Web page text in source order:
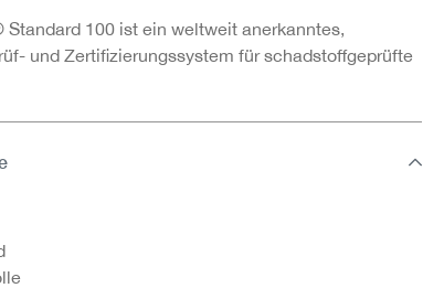
Standard 100 ist ein weltweit anerkanntes,
und Zertifizierungssystem für schadstoffgeprüfte